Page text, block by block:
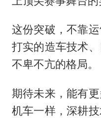
这份突破，不靠
打实的造车技术
不卑不亢的格局。
期待未来，能有
机车一样，深耕